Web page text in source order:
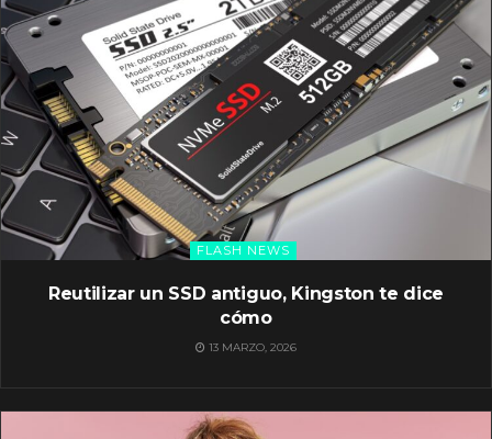
FLASH NEWS
Reutilizar un SSD antiguo, Kingston te dice
cómo
13 MARZO, 2026